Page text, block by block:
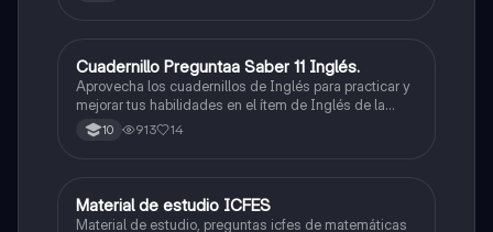
ICFES: Inglés
Cuadernillo Preguntaa Saber 11 Inglés.
Aprovecha los cuadernillos de Inglés para practicar y
mejorar tus habilidades en el ítem de Inglés de la
Prueba Saber 11. 🫡
10 913 14
ICFES: Matemáticas
Material de estudio ICFES
Material de estudio, preguntas icfes de matemáticas